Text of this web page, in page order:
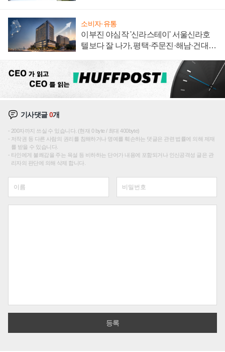
소비자·유통
이부진 야심작 '신라스테이' 서울신라호
텔보다 잘 나가, 평택·주문진·해남·건대로
기사댓글0개
200자까지 쓰실 수 있습니다. (현재 0 byte / 최대 400byte)
저작권 등 다른 사람의 권리를 침해하거나 명예를 훼손하는 댓글은 관련 법률에 의해 제재
를 받을 수 있습니다.
타인에게 불쾌감을 주는 욕설 등 비하하는 단어가 내용에 포함되거나 인신공격성 글은 관
리자의 판단에 의해 삭제 합니다.